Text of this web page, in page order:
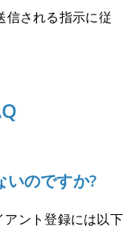
信される指示に従
いのですか?
アント登録には以下